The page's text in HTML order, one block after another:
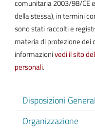
comunitaria 2003/98/CE
della stessa), in termini
sono stati raccolti e
materia di protezione dei
informazionivedi il sito
personali.
Disposizioni
Organizzazione